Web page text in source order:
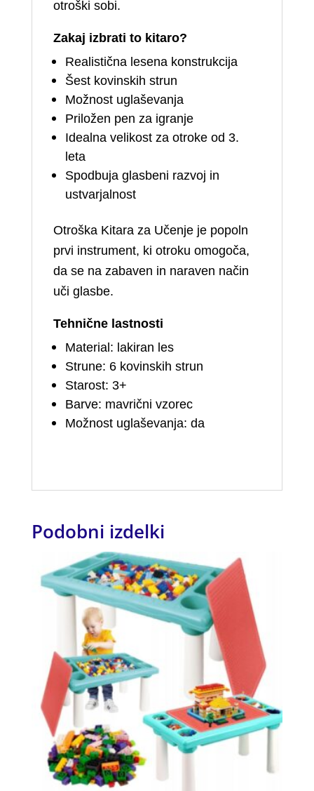
otroški sobi.
Zakaj izbrati to kitaro?
Realistična lesena konstrukcija
Šest kovinskih strun
Možnost uglaševanja
Priložen pen za igranje
Idealna velikost za otroke od 3.
leta
Spodbuja glasbeni razvoj in
ustvarjalnost
Otroška Kitara za Učenje je popoln
prvi instrument, ki otroku omogoča,
da se na zabaven in naraven način
uči glasbe.
Tehnične lastnosti
Material: lakiran les
Strune: 6 kovinskih strun
Starost: 3+
Barve: mavrični vzorec
Možnost uglaševanja: da
Podobni izdelki